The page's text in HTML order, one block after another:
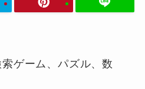
ゲーム、パズル、数